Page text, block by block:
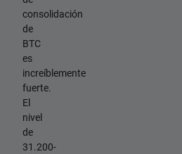
consolidación
de
BTC
es
increíblemente
fuerte.
El
nivel
de
31.200-